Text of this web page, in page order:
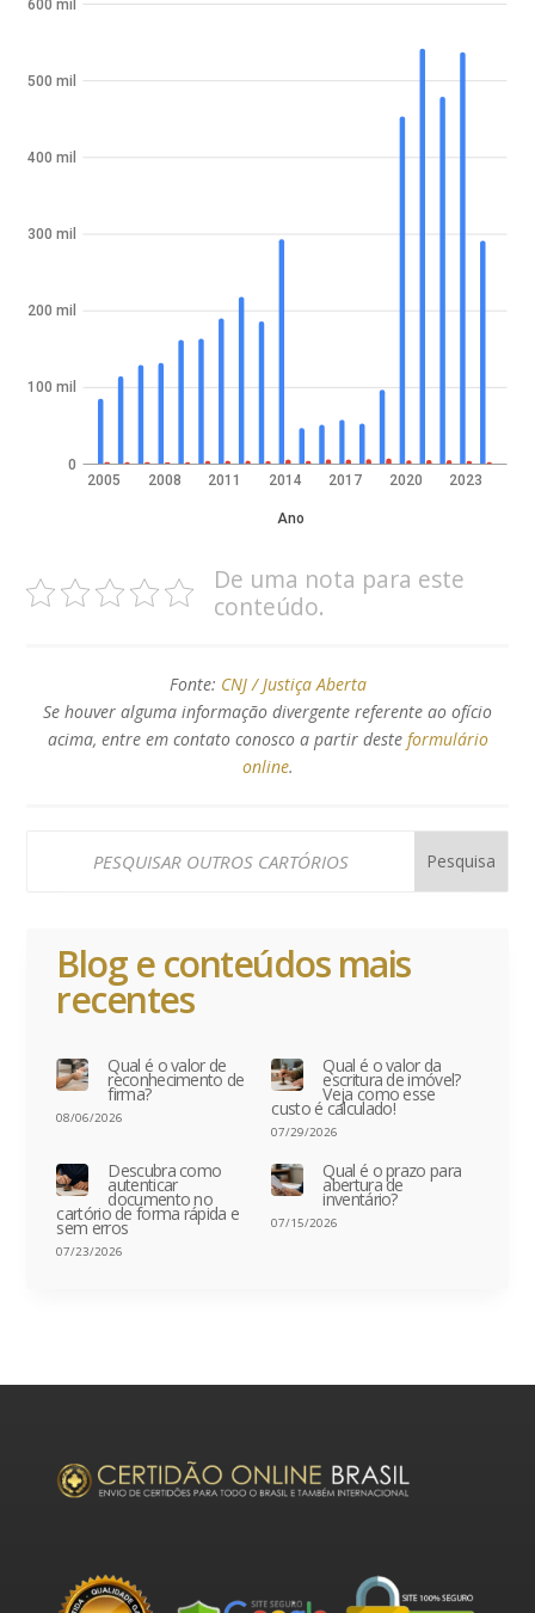
2005 2008 2011 2014 2017 2020 2023
Ano
0
100 mil
200 mil
300 mil
400 mil
500 mil
600 mil
De uma nota para este
conteúdo.
Fonte: CNJ / Justiça Aberta
Se houver alguma informação divergente referente ao ofício
acima, entre em contato conosco a partir deste formulário
online.
Blog e conteúdos mais
recentes
Qual é o valor de
reconhecimento de
firma?
08/06/2026
Qual é o valor da
escritura de imóvel?
Veja como esse
custo é calculado!
07/29/2026
Descubra como
autenticar
documento no
cartório de forma rápida e
sem erros
07/23/2026
Qual é o prazo para
abertura de
inventário?
07/15/2026